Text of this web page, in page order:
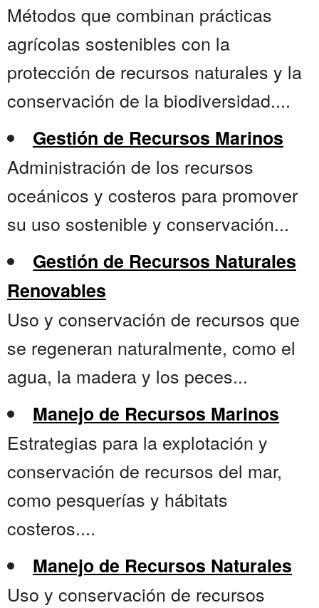
Métodos que combinan prácticas
agrícolas sostenibles con la
protección de recursos naturales y la
conservación de la biodiversidad....
Gestión de Recursos Marinos
Administración de los recursos
oceánicos y costeros para promover
su uso sostenible y conservación...
Gestión de Recursos Naturales
Renovables
Uso y conservación de recursos que
se regeneran naturalmente, como el
agua, la madera y los peces...
Manejo de Recursos Marinos
Estrategias para la explotación y
conservación de recursos del mar,
como pesquerías y hábitats
costeros....
Manejo de Recursos Naturales
Uso y conservación de recursos